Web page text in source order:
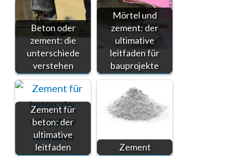
Beton oder
zement: die
unterschiede
verstehen
Mörtel und
zement: der
ultimative
leitfaden für
bauprojekte
Zement für
beton: der
ultimative
leitfaden
Zement